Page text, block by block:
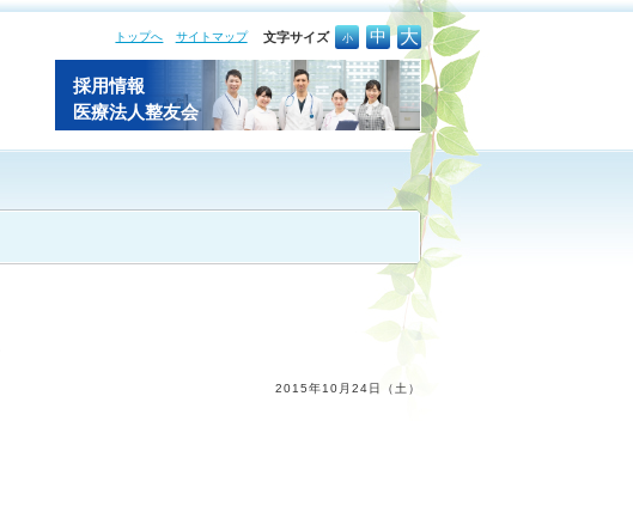
トップへ サイトマップ 文字サイズ 小 中 大
医療法人整友会
採用情報
2015年10月24日（土）